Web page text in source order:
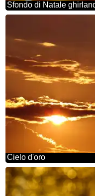
Sfondo di Natale
Cielo d'oro